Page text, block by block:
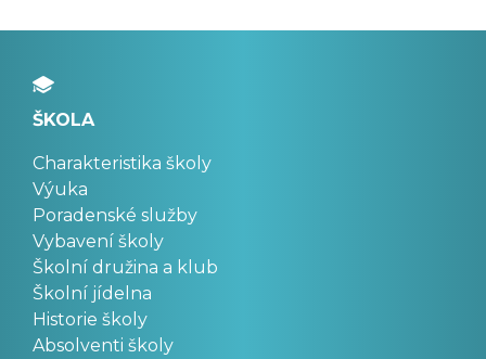
ŠKOLA
Charakteristika školy
Výuka
Poradenské služby
Vybavení školy
Školní družina a klub
Školní jídelna
Historie školy
Absolventi školy